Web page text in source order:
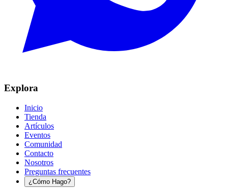
Explora
Inicio
Tienda
Artículos
Eventos
Comunidad
Contacto
Nosotros
Preguntas frecuentes
¿Cómo Hago?